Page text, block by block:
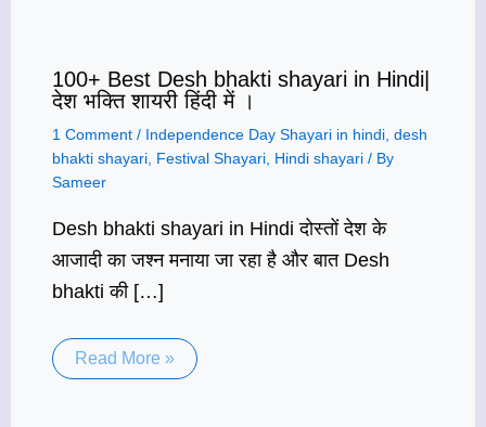
100+ Best Desh bhakti shayari in Hindi|
देश भक्ति शायरी हिंदी में ।
1 Comment / Independence Day Shayari in hindi ,desh
bhakti shayari Festival Shayari Hindi shayari / By
Sameer
Desh bhakti shayari in Hindi दोस्तों देश के
आजादी का जश्न मनाया जा रहा है और बात Desh
bhakti की […]
Read More »